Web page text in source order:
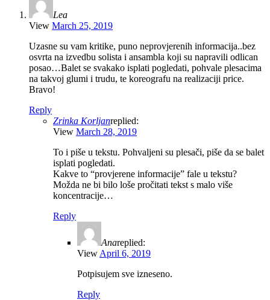
Lea
View March 25, 2019
Uzasne su vam kritike, puno neprovjerenih informacija..bez
osvrta na izvedbu solista i ansambla koji su napravili odlican
posao…Balet se svakako isplati pogledati, pohvale plesacima
na takvoj glumi i trudu, te koreografu na realizaciji price.
Bravo!
Reply
Zrinka Korljanreplied:
View March 28, 2019
To i piše u tekstu. Pohvaljeni su plesači, piše da se balet
isplati pogledati.
Kakve to “provjerene informacije” fale u tekstu?
Možda ne bi bilo loše pročitati tekst s malo više
koncentracije…
Reply
Anareplied:
View April 6, 2019
Potpisujem sve izneseno.
Reply